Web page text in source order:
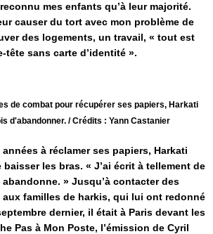
mes enfants qu’à leur majorité.
causer du tort avec mon problème de
des logements, un travail, « tout est
tête sans carte d’identité ».
de combat pour récupérer ses papiers, Harkati
d'abandonner. / Crédits : Yann Castanier
à réclamer ses papiers, Harkati
les bras. « J’ai écrit à tellement de
» Jusqu’à contacter des
aux familles de harkis, qui lui ont redonné
dernier, il était à Paris devant les
Pas à Mon Poste, l’émission de Cyril